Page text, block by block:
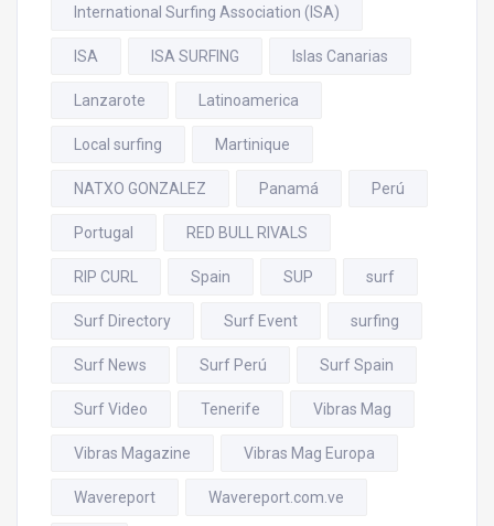
International Surfing Association (ISA)
ISA ISA SURFING Islas Canarias
Lanzarote Latinoamerica
Local surfing Martinique
NATXO GONZALEZ Panamá Perú
Portugal RED BULL RIVALS
RIP CURL Spain SUP surf
Surf Directory Surf Event surfing
Surf News Surf Perú Surf Spain
Surf Video Tenerife Vibras Mag
Vibras Magazine Vibras Mag Europa
Wavereport Wavereport.com.ve